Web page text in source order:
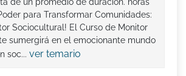
de un promedio de duración. horas
para Transformar Comunidades:
Sociocultural! El Curso de Monitor
sumergirá en el emocionante mundo
soc... ver temario